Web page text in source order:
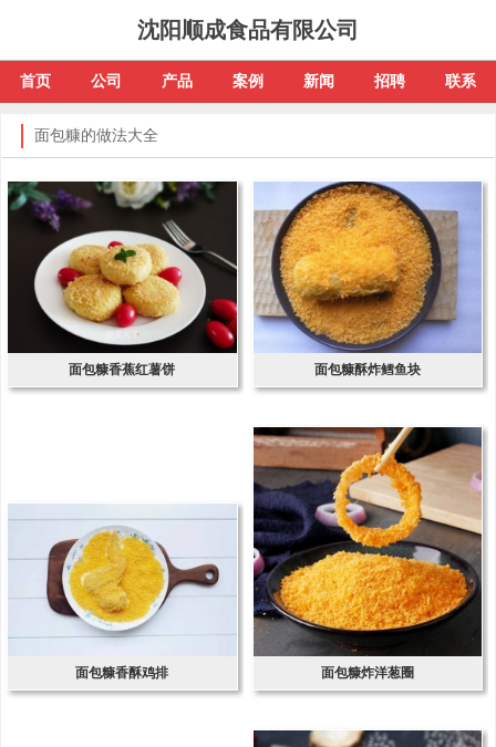
沈阳顺成食品有限公司
首页 公司 产品 案例 新闻 招聘 联系
面包糠的做法大全
面包糠香蕉红薯饼 面包糠酥炸鳕鱼块
面包糠香酥鸡排 面包糠炸洋葱圈